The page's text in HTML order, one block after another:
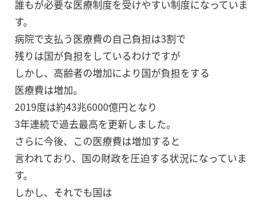
誰もが必要な医療制度を受けやすい制度になっていま
す。
病院で支払う医療費の自己負担は3割で
残りは国が負担をしているわけですが
しかし、高齢者の増加により国が負担をする
医療費は増加。
2019度は約43兆6000億円となり
3年連続で過去最高を更新しました。
さらに今後、この医療費は増加すると
言われており、国の財政を圧迫する状況になっていま
す。
しかし、それでも国は